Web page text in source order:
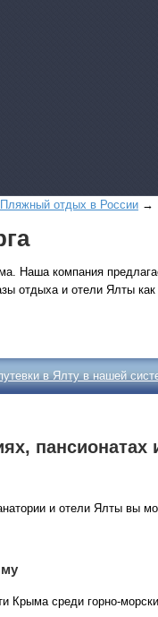
Пляжный отдых в России
Наша компания
отдыха и отели Ялты
в Ялту в нашей
пансионатах
и отели Ялты вы
Крыма среди горно-